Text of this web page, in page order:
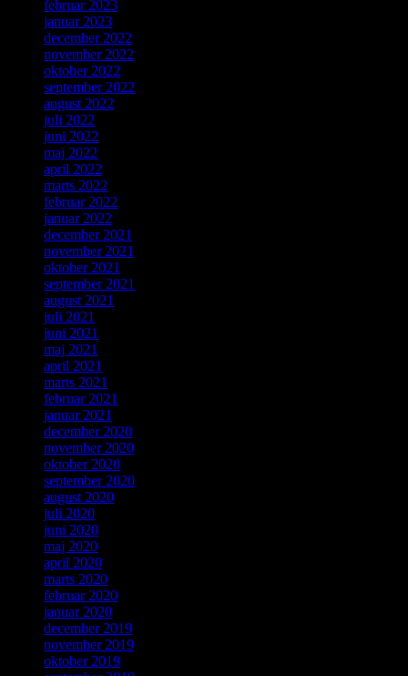
februar 2023
januar 2023
december 2022
november 2022
oktober 2022
september 2022
august 2022
juli 2022
juni 2022
maj 2022
april 2022
marts 2022
februar 2022
januar 2022
december 2021
november 2021
oktober 2021
september 2021
august 2021
juli 2021
juni 2021
maj 2021
april 2021
marts 2021
februar 2021
januar 2021
december 2020
november 2020
oktober 2020
september 2020
august 2020
juli 2020
juni 2020
maj 2020
april 2020
marts 2020
februar 2020
januar 2020
december 2019
november 2019
oktober 2019